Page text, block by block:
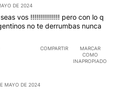
DE 2024
vos !!!!!!!!!!!!!!! pero con lo q
no te derrumbas nunca
COMPARTIR
MARCAR
COMO
INAPROPIADO
MAYO DE 2024